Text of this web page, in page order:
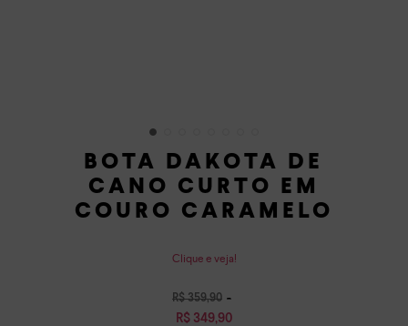
BOTA DAKOTA DE
CANO CURTO EM
COURO CARAMELO
Clique e veja!
R$ 359,90
R$ 349,90